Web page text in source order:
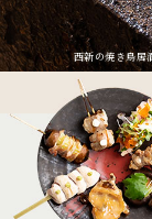
西新の焼き鳥居